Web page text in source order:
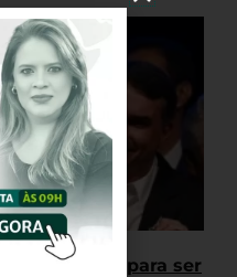
é escolhido para ser